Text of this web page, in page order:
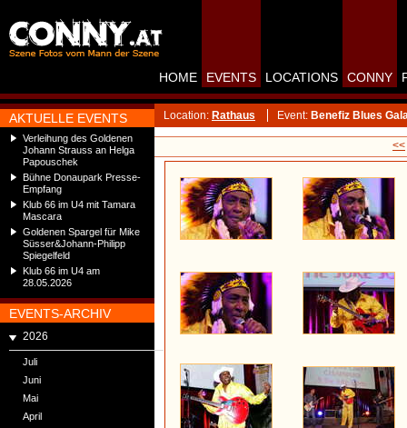
AKTUELLE EVENTS
Verleihung des Goldenen
Johann Strauss an Helga
Papouschek
Bühne Donaupark Presse-
Empfang
Klub 66 im U4 mit Tamara
Mascara
Goldenen Spargel für Mike
Süsser&Johann-Philipp
Spiegelfeld
Klub 66 im U4 am
28.05.2026
EVENTS-ARCHIV
2026
Juli
Juni
Mai
April
HOME EVENTS LOCATIONS CONNY
Location: Rathaus Event: Benefiz Blues
<<